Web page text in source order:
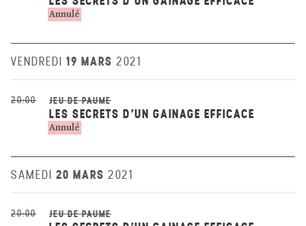
Annulé
VENDREDI 19 MARS 2021
20:00 JEU DE PAUME
LES SECRETS D'UN GAINAGE EFFICACE
Annulé
SAMEDI 20 MARS 2021
20:00 JEU DE PAUME